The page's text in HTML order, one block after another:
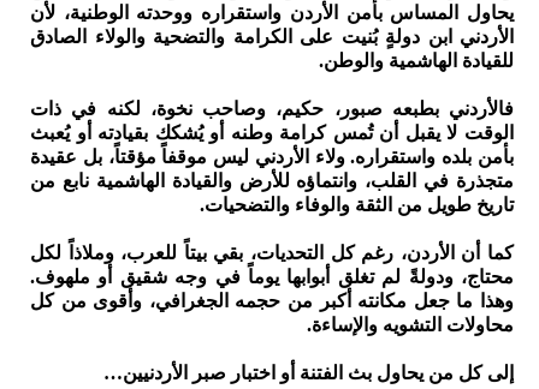
يحاول المساس بأمن الأردن واستقراره ووحدته الوطنية، لأن
الأردني ابن دولةٍ بُنيت على الكرامة والتضحية والولاء الصادق
للقيادة الهاشمية والوطن.
فالأردني بطبعه صبور، حكيم، وصاحب نخوة، لكنه في ذات
الوقت لا يقبل أن تُمس كرامة وطنه أو يُشكك بقيادته أو يُعبث
بأمن بلده واستقراره. ولاء الأردني ليس موقفاً مؤقتاً، بل عقيدة
متجذرة في القلب، وانتماؤه للأرض والقيادة الهاشمية نابع من
تاريخ طويل من الثقة والوفاء والتضحيات.
كما أن الأردن، رغم كل التحديات، بقي بيتاً للعرب، وملاذاً لكل
محتاج، ودولةً لم تغلق أبوابها يوماً في وجه شقيق أو ملهوف.
وهذا ما جعل مكانته أكبر من حجمه الجغرافي، وأقوى من كل
محاولات التشويه والإساءة.
إلى كل من يحاول بث الفتنة أو اختبار صبر الأردنيين…